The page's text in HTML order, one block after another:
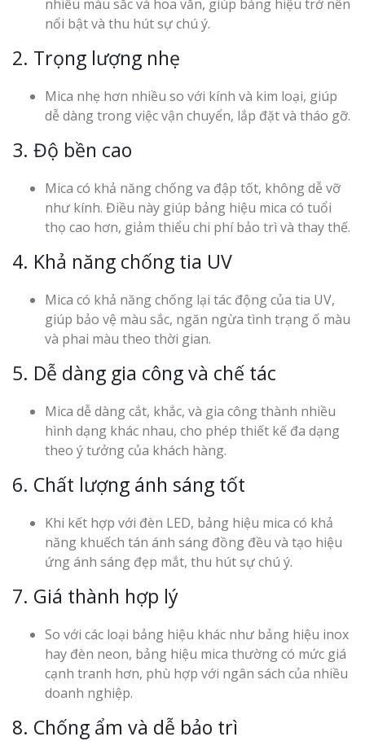
nhiều màu sắc và hoa văn, giúp bảng hiệu trở nên
nổi bật và thu hút sự chú ý.
2. Trọng lượng nhẹ
Mica nhẹ hơn nhiều so với kính và kim loại, giúp
dễ dàng trong việc vận chuyển, lắp đặt và tháo gỡ.
3. Độ bền cao
Mica có khả năng chống va đập tốt, không dễ vỡ
như kính. Điều này giúp bảng hiệu mica có tuổi
thọ cao hơn, giảm thiểu chi phí bảo trì và thay thế.
4. Khả năng chống tia UV
Mica có khả năng chống lại tác động của tia UV,
giúp bảo vệ màu sắc, ngăn ngừa tình trạng ố màu
và phai màu theo thời gian.
5. Dễ dàng gia công và chế tác
Mica dễ dàng cắt, khắc, và gia công thành nhiều
hình dạng khác nhau, cho phép thiết kế đa dạng
theo ý tưởng của khách hàng.
6. Chất lượng ánh sáng tốt
Khi kết hợp với đèn LED, bảng hiệu mica có khả
năng khuếch tán ánh sáng đồng đều và tạo hiệu
ứng ánh sáng đẹp mắt, thu hút sự chú ý.
7. Giá thành hợp lý
So với các loại bảng hiệu khác như bảng hiệu inox
hay đèn neon, bảng hiệu mica thường có mức giá
cạnh tranh hơn, phù hợp với ngân sách của nhiều
doanh nghiệp.
8. Chống ẩm và dễ bảo trì